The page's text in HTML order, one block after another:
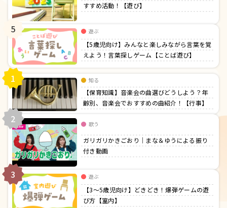
すすめ活動！【遊び】
5 遊ぶ
【5歳児向け】みんなと楽しみながら言葉を覚
えよう！言葉探しゲーム【ことば遊び】
1 知る
【保育知識】音楽会の曲選びどうしよう？年
齢別、音楽会でおすすめの曲紹介！【行事】
2 歌う
ガリガリかきごおり｜まな＆ゆうによる振り
付き動画
3 遊ぶ
【3〜5歳児向け】どきどき！爆弾ゲームの遊
び方【室内】